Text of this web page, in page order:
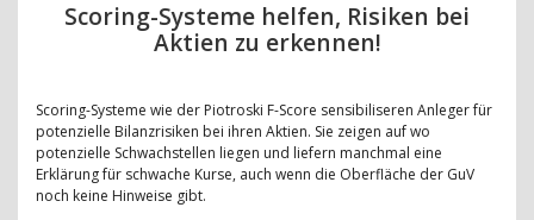
Scoring-Systeme helfen, Risiken bei
Aktien zu erkennen!
Scoring-Systeme wie der Piotroski F-Score sensibiliseren Anleger für
potenzielle Bilanzrisiken bei ihren Aktien. Sie zeigen auf wo
potenzielle Schwachstellen liegen und liefern manchmal eine
Erklärung für schwache Kurse, auch wenn die Oberfläche der GuV
noch keine Hinweise gibt.